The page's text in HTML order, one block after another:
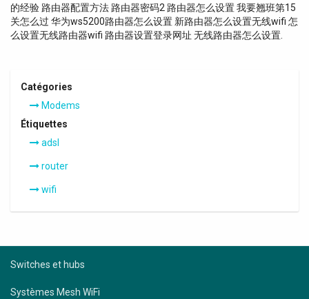
的经验 路由器配置方法 路由器密码2 路由器怎么设置 我要翘班第15
关怎么过 华为ws5200路由器怎么设置 新路由器怎么设置无线wifi 怎
么设置无线路由器wifi 路由器设置登录网址 无线路由器怎么设置.
Catégories
Modems
Étiquettes
adsl
router
wifi
Switches et hubs
Systèmes Mesh WiFi